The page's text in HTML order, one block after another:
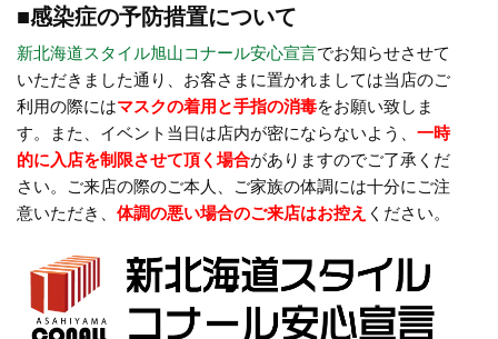
■感染症の予防措置について
新北海道スタイル旭山コナール安心宣言でお知らせさせて
いただきました通り、お客さまに置かれましては当店のご
利用の際にはマスクの着用と手指の消毒をお願い致しま
す。また、イベント当日は店内が密にならないよう、 一時
的に入店を制限させて頂く場合がありますのでご了承くだ
さい。ご来店の際のご本人、ご家族の体調には十分にご注
意いただき、 体調の悪い場合のご来店はお控え ください。